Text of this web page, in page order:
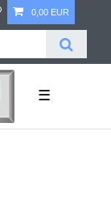
0,00 EUR
☰